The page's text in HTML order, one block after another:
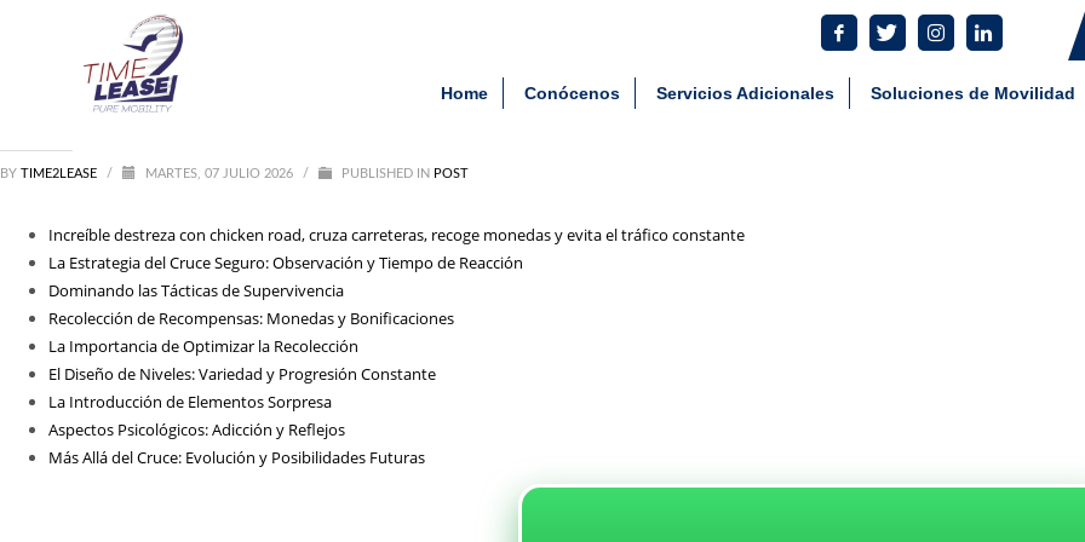
Archivos
agosto 2026
junio 2026
mayo 2026
septiembre 2025
agosto 2025
julio 2025
agosto 2021
Categorías
1_lapapillote08.com_10000
Entertainment
Home Conócenos Servicios Adicionales Soluciones de Movilidad
BY TIME2LEASE / MARTES, 07 JULIO 2026 / PUBLISHED IN POST
Increíble destreza con chicken road, cruza carreteras, recoge monedas y evita el tráfico constante
La Estrategia del Cruce Seguro: Observación y Tiempo de Reacción
Dominando las Tácticas de Supervivencia
Recolección de Recompensas: Monedas y Bonificaciones
La Importancia de Optimizar la Recolección
El Diseño de Niveles: Variedad y Progresión Constante
La Introducción de Elementos Sorpresa
Aspectos Psicológicos: Adicción y Reflejos
Más Allá del Cruce: Evolución y Posibilidades Futuras